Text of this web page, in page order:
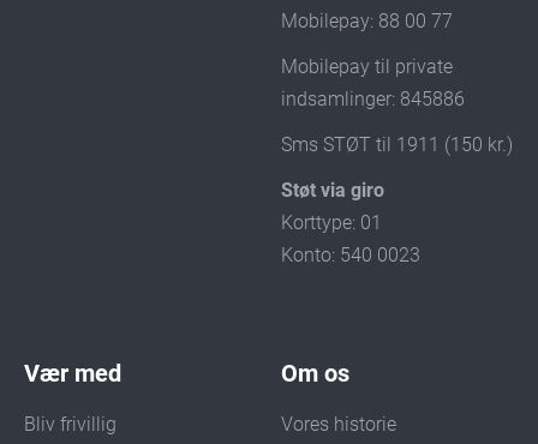
Mobilepay: 88 00 77
Mobilepay til private
indsamlinger: 845886
Sms STØT til 1911 (150 kr.)
Støt via giro
Korttype: 01
Konto: 540 0023
Vær med
Bliv frivillig
Om os
Vores historie